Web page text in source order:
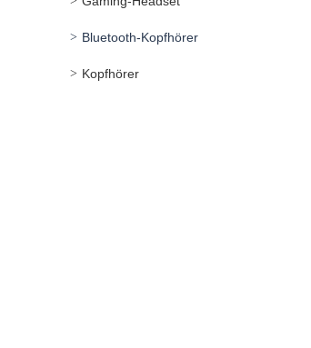
Bluetooth-Kopfhörer
Kopfhörer